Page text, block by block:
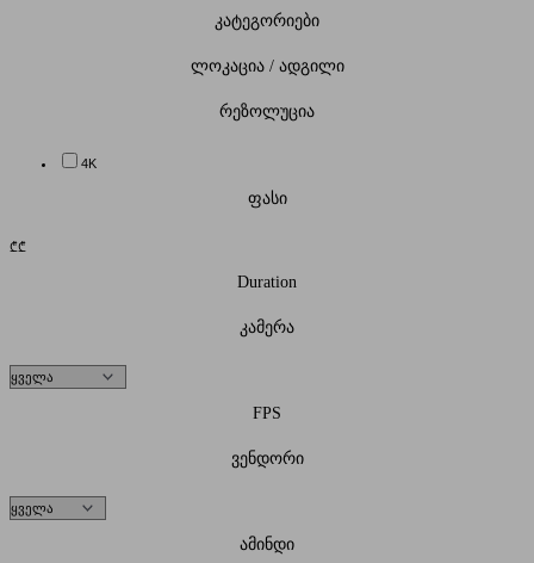
კატეგორიები
ლოკაცია / ადგილი
რეზოლუცია
4K
ფასი
₾₾
Duration
კამერა
FPS
ვენდორი
ამინდი